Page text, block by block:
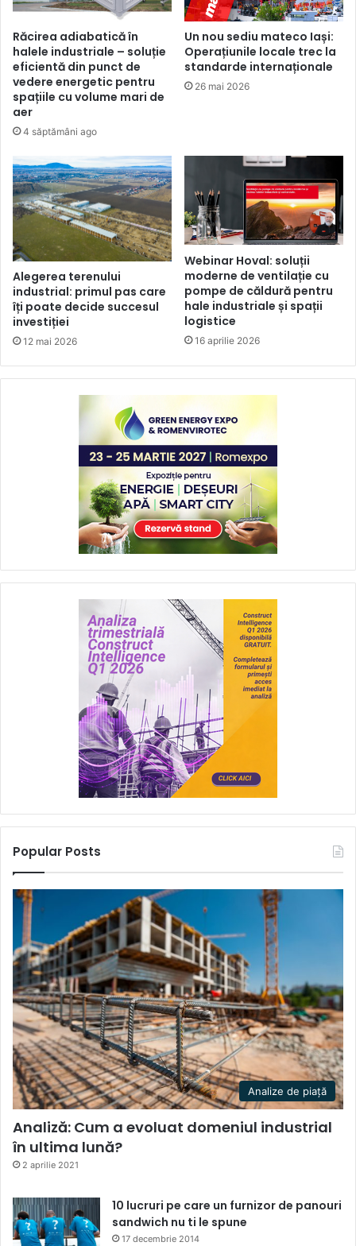
Răcirea adiabatică în
halele industriale – soluție
eficientă din punct de
vedere energetic pentru
spațiile cu volume mari de
aer
4 săptămâni ago
Un nou sediu mateco Iași:
Operațiunile locale trec la
standarde internaționale
26 mai 2026
Alegerea terenului
industrial: primul pas care
îți poate decide succesul
investiției
12 mai 2026
Webinar Hoval: soluții
moderne de ventilație cu
pompe de căldură pentru
hale industriale și spații
logistice
16 aprilie 2026
Popular Posts
Analize de piață
Analiză: Cum a evoluat domeniul industrial
în ultima lună?
2 aprilie 2021
10 lucruri pe care un furnizor de panouri
sandwich nu ti le spune
17 decembrie 2014